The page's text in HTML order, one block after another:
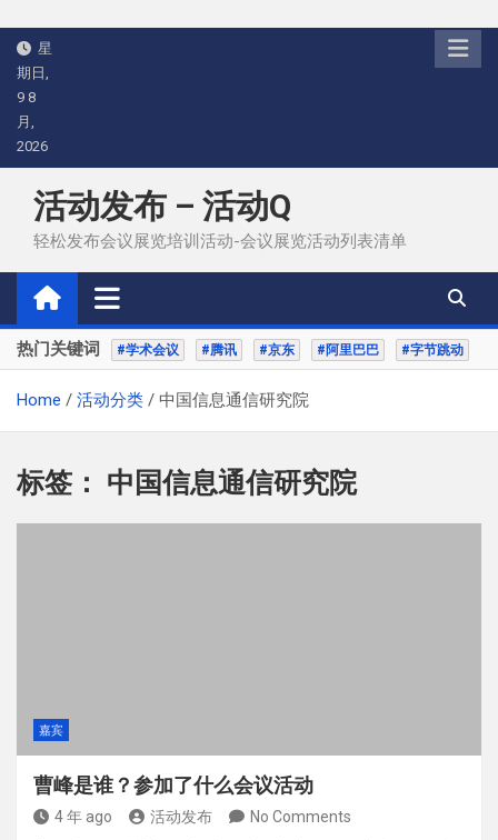
Skip
content
星
期日,
9 8
月,
2026
活动发布 – 活动Q
轻松发布会议展览培训活动-会议展览活动列表清单
热门关键词 #学术会议 #腾讯 #京东 #阿里巴巴 #字节跳动
Home 活动分类 中国信息通信研究院
标签： 中国信息通信研究院
嘉宾
曹峰是谁？参加了什么会议活动
4 年 ago 活动发布 No Comments